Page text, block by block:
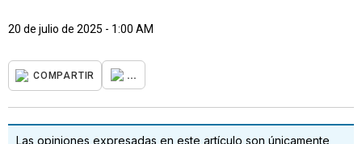
20 de julio de 2025 - 1:00 AM
COMPARTIR ...
Las opiniones expresadas en este artículo son únicamente